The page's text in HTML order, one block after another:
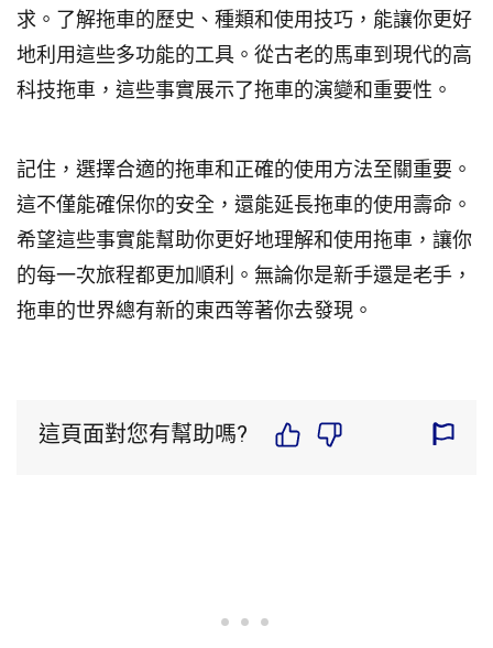
求。了解拖車的歷史、種類和使用技巧，能讓你更好
地利用這些多功能的工具。從古老的馬車到現代的高
科技拖車，這些事實展示了拖車的演變和重要性。
記住，選擇合適的拖車和正確的使用方法至關重要。
這不僅能確保你的安全，還能延長拖車的使用壽命。
希望這些事實能幫助你更好地理解和使用拖車，讓你
的每一次旅程都更加順利。無論你是新手還是老手，
拖車的世界總有新的東西等著你去發現。
這頁面對您有幫助嗎?